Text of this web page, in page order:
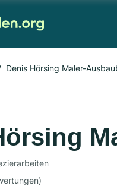
Denis Hörsing Maler-